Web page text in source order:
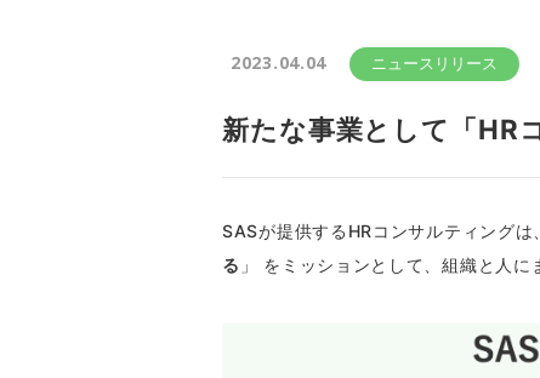
2023.04.04 ニュースリリース
新たな事業として「HR
SASが提供するHRコンサルティングは
る 」 をミッションとして、組織と人